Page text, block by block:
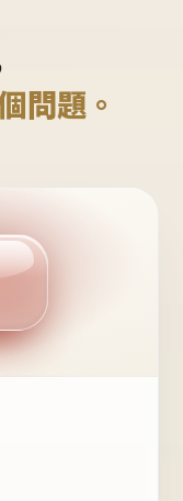
問題。
量